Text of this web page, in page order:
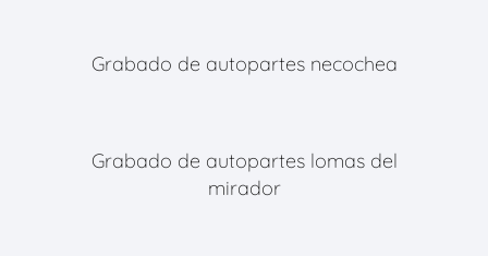
Grabado de autopartes necochea
Grabado de autopartes lomas del
mirador